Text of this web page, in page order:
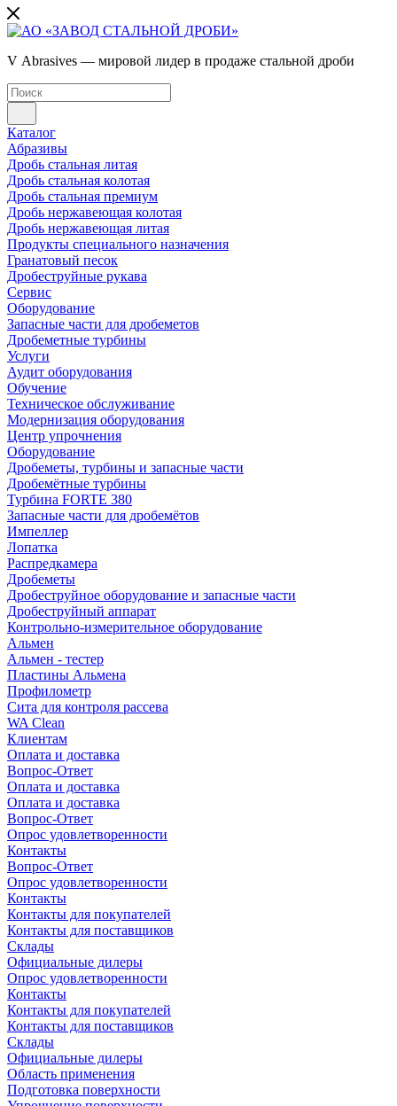
V Abrasives — мировой лидер в продаже стальной дроби
Каталог
Абразивы
Дробь стальная литая
Дробь стальная колотая
Дробь стальная премиум
Дробь нержавеющая колотая
Дробь нержавеющая литая
Продукты специального назначения
Гранатовый песок
Дробеструйные рукава
Сервис
Оборудование
Запасные части для дробеметов
Дробеметные турбины
Услуги
Аудит оборудования
Обучение
Техническое обслуживание
Модернизация оборудования
Центр упрочнения
Оборудование
Дробеметы, турбины и запасные части
Дробемётные турбины
Турбина FORTE 380
Запасные части для дробемётов
Импеллер
Лопатка
Распредкамера
Дробеметы
Дробеструйное оборудование и запасные части
Дробеструйный аппарат
Контрольно-измерительное оборудование
Альмен
Альмен - тестер
Пластины Альмена
Профилометр
Сита для контроля рассева
WA Clean
Клиентам
Оплата и доставка
Вопрос-Ответ
Оплата и доставка
Оплата и доставка
Вопрос-Ответ
Опрос удовлетворенности
Контакты
Вопрос-Ответ
Опрос удовлетворенности
Контакты
Контакты для покупателей
Контакты для поставщиков
Склады
Официальные дилеры
Опрос удовлетворенности
Контакты
Контакты для покупателей
Контакты для поставщиков
Склады
Официальные дилеры
Область применения
Подготовка поверхности